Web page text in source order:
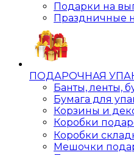
Подарки на
Праздничные
ПОДАРОЧНАЯ
Банты, ленты,
Бумага для
Корзины и
Коробки
Коробки
Мешочки